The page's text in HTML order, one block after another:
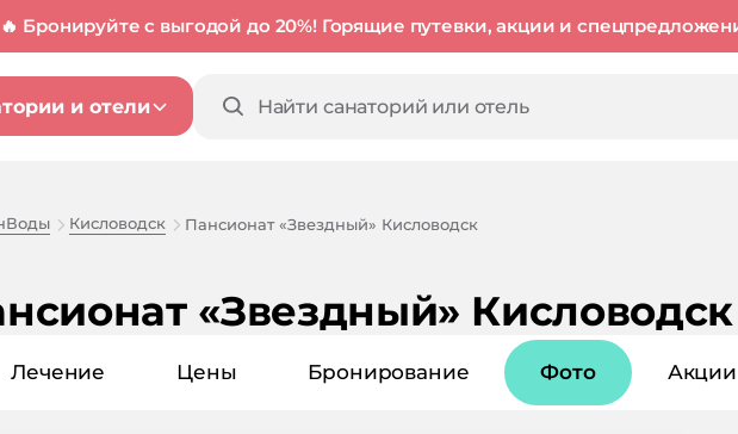
🔥 Бронируйте с выгодой до 20%! Горящие путевки, акции и
и отели
Кисловодск Пансионат «Звездный» Кисловодск
«Звездный» Кисловодск
Лечение Цены Бронирование Фото Акции